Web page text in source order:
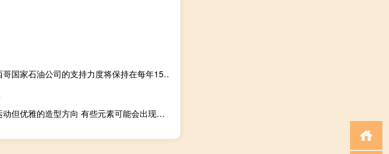
惠誉估计墨西哥政府对墨西哥国家石油公司的支持力度将保持在每年150亿美元左右至少涵盖国际债券的债务摊销
电气交叉指向品牌全新的运动但优雅的造型方向 有些元素可能会出现在未来的电动汽车上